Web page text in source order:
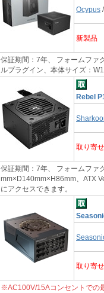
Ocypus
新製品
保証期間：7年、 フォームファ
ルプラグイン、本体サイズ：
Rebel
取り寄
保証期間：7年、 フォームファ
mm×D140mm×H86mm、ATX
にアクセスできます。
取り寄
※AC100V/15Aコンセントでの